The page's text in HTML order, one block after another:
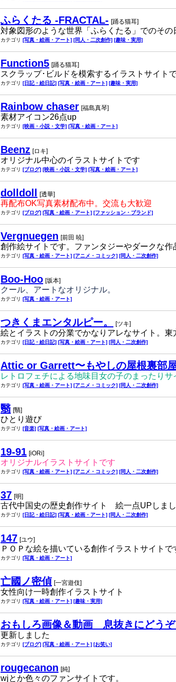
ふらくたる -FRACTAL- [踊る猫耳]
対象図形のような世界「ふらくたる」でのその
カテゴリ [写真・絵画・アート] [同人・二次創作] [趣味・実用]
Function5 [踊る猫耳]
スクラップ･ビルドを模索するイラストサイトで
カテゴリ [日記・絵日記] [写真・絵画・アート] [趣味・実用]
Rainbow chaser [福島真琴]
素材アイコン26点up
カテゴリ [映画・小説・文学] [写真・絵画・アート]
Beenz [ロキ]
オリジナル中心のイラストサイトです
カテゴリ [ブログ] [映画・小説・文学] [写真・絵画・アート]
dolldoll [透華]
再配布OK写真素材配布中。交流も大歓迎
カテゴリ [ブログ] [写真・絵画・アート] [ファッション・ブランド]
Vergnuegen [前田 暁]
創作絵サイトです。ファンタジーやダークな作
カテゴリ [写真・絵画・アート] [アニメ・コミック] [同人・二次創作]
Boo-Hoo [坂本]
クール、アートなオリジナル。
カテゴリ [写真・絵画・アート]
つきくまエンタルピー。 [ツキ]
絵とイラストの分業でかなりアレなサイト。東
カテゴリ [日記・絵日記] [写真・絵画・アート] [同人・二次創作]
Attic or Garrett〜もやしの屋根裏部
レトロフェチによる地味目女の子のまったり
カテゴリ [写真・絵画・アート] [アニメ・コミック] [同人・二次創作]
翳 [翳]
ひとり遊び
カテゴリ [音楽] [写真・絵画・アート]
19-91 [iORi]
オリジナルイラストサイトです
カテゴリ [写真・絵画・アート] [アニメ・コミック] [同人・二次創作]
37 [明]
古代中国史の歴史創作サイト 絵一点UPしまし
カテゴリ [日記・絵日記] [写真・絵画・アート] [同人・二次創作]
147 [ユウ]
ＰＯＰな絵を描いている創作イラストサイトで
カテゴリ [写真・絵画・アート]
亡國ノ密偵 [一宮遊伎]
女性向け一時創作イラストサイト
カテゴリ [写真・絵画・アート] [趣味・実用]
おもしろ画像＆動画 息抜きにどう
更新しました
カテゴリ [ブログ] [写真・絵画・アート] [お笑い]
rougecanon [純]
wjとか色々のファンサイトです。